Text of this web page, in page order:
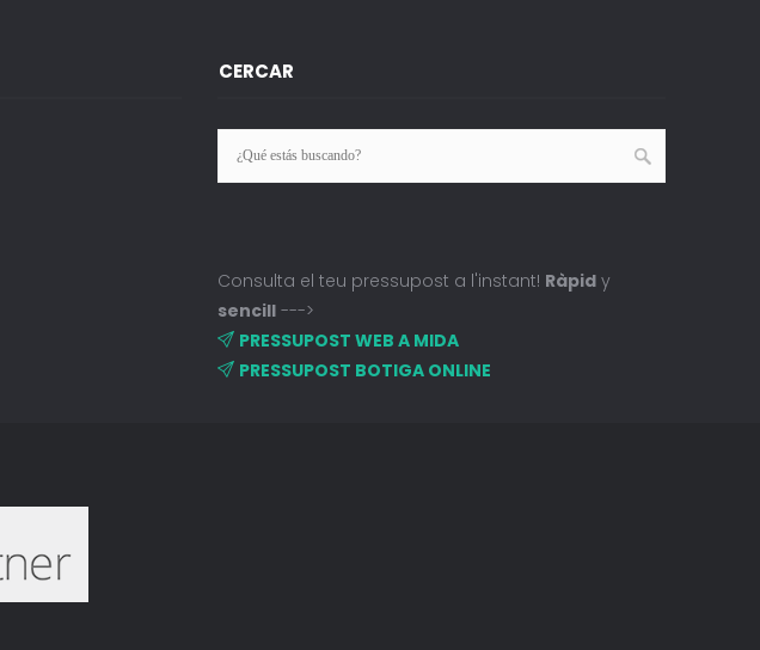
CERCAR
Consulta el teu pressupost a l'instant! Ràpidy
sencill--->
PRESSUPOST WEB A MIDA
PRESSUPOST BOTIGA ONLINE